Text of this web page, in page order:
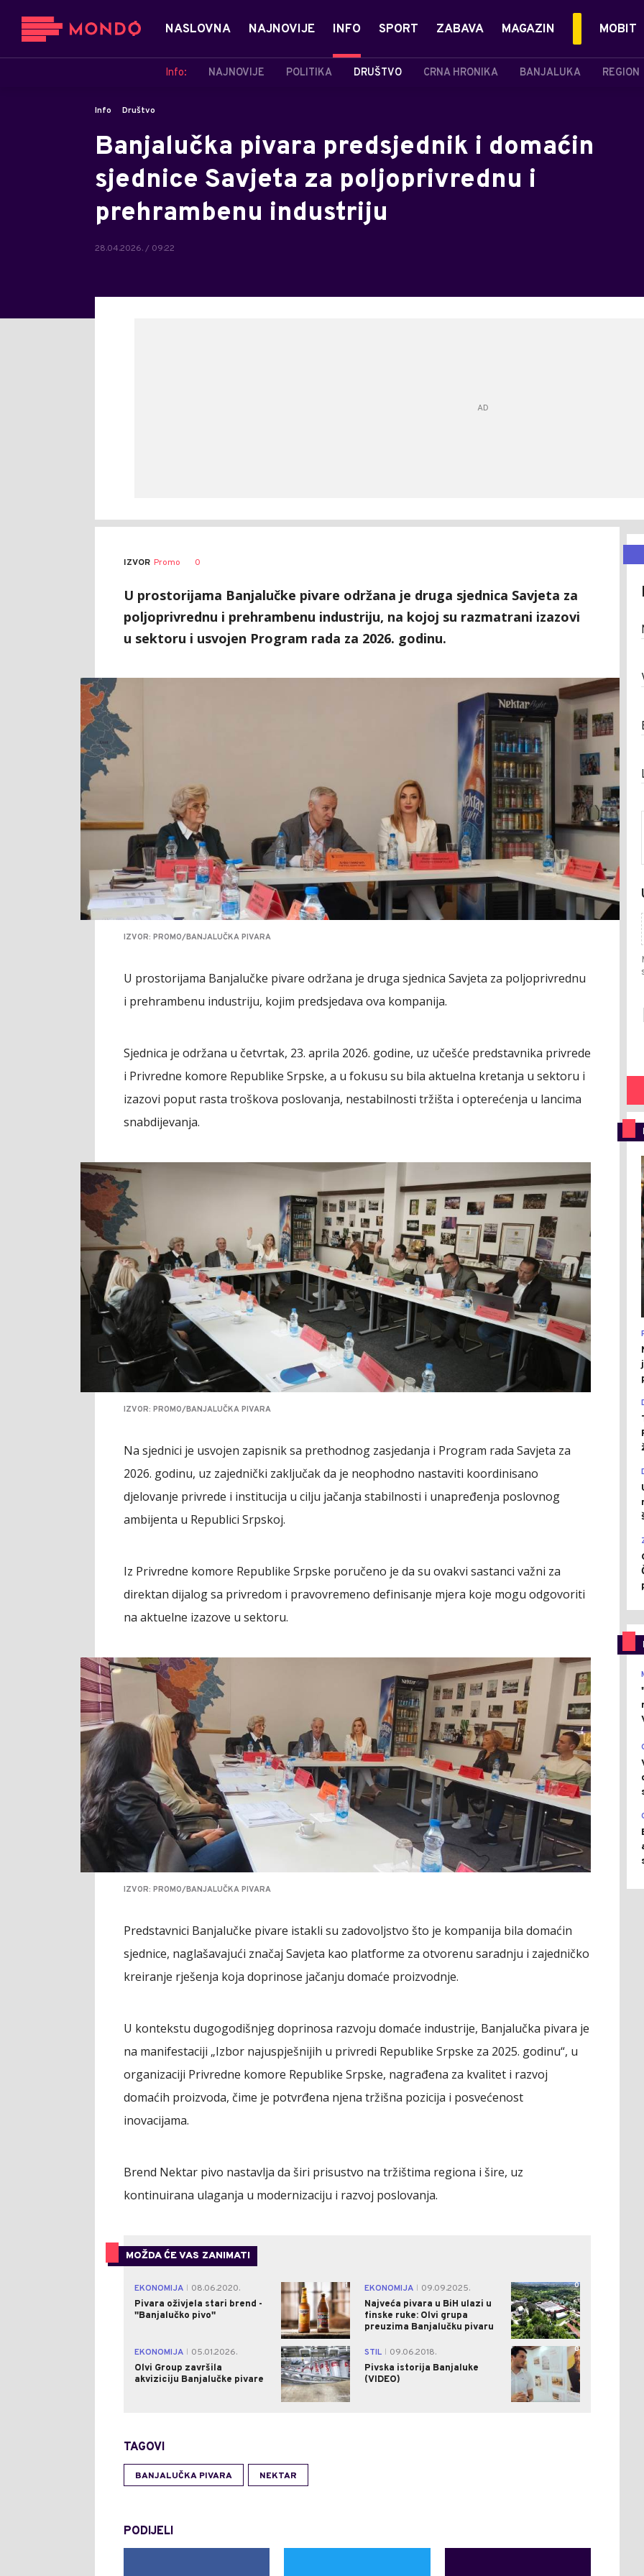
NASLOVNA NAJNOVIJE INFO
Info: NAJNOVIJE POLITIKA DRUŠTVO CRNA HRONIKA BANJALUKA REGION
SPORT ZABAVA MAGAZIN MOBIT
Info Društvo
Banjalučka pivara predsjednik i domaćin
sjednice Savjeta za poljoprivrednu i
prehrambenu industriju
28.04.2026. / 09:22
IZVOR Promo 0
U prostorijama Banjalučke pivare održana je druga sjednica Savjeta za
poljoprivrednu i prehrambenu industriju, na kojoj su razmatrani izazovi
u sektoru i usvojen Program rada za 2026. godinu.
IZVOR: PROMO/BANJALUČKA PIVARA
U prostorijama Banjalučke pivare održana je druga sjednica Savjeta za poljoprivrednu
i prehrambenu industriju, kojim predsjedava ova kompanija.
Sjednica je održana u četvrtak, 23. aprila 2026. godine, uz učešće predstavnika privrede
i Privredne komore Republike Srpske, a u fokusu su bila aktuelna kretanja u sektoru i
izazovi poput rasta troškova poslovanja, nestabilnosti tržišta i opterećenja u lancima
snabdijevanja.
IZVOR: PROMO/BANJALUČKA PIVARA
Na sjednici je usvojen zapisnik sa prethodnog zasjedanja i Program rada Savjeta za
2026. godinu, uz zajednički zaključak da je neophodno nastaviti koordinisano
djelovanje privrede i institucija u cilju jačanja stabilnosti i unapređenja poslovnog
ambijenta u Republici Srpskoj.
Iz Privredne komore Republike Srpske poručeno je da su ovakvi sastanci važni za
direktan dijalog sa privredom i pravovremeno definisanje mjera koje mogu odgovoriti
na aktuelne izazove u sektoru.
IZVOR: PROMO/BANJALUČKA PIVARA
Predstavnici Banjalučke pivare istakli su zadovoljstvo što je kompanija bila domaćin
sjednice, naglašavajući značaj Savjeta kao platforme za otvorenu saradnju i zajedničko
kreiranje rješenja koja doprinose jačanju domaće proizvodnje.
U kontekstu dugogodišnjeg doprinosa razvoju domaće industrije, Banjalučka pivara je
na manifestaciji „Izbor najuspješnijih u privredi Republike Srpske za 2025. godinu“, u
organizaciji Privredne komore Republike Srpske, nagrađena za kvalitet i razvoj
domaćih proizvoda, čime je potvrđena njena tržišna pozicija i posvećenost
inovacijama.
Brend Nektar pivo nastavlja da širi prisustvo na tržištima regiona i šire, uz
kontinuirana ulaganja u modernizaciju i razvoj poslovanja.
MOŽDA ĆE VAS ZANIMATI
EKONOMIJA
08.06.2020.
Pivara oživjela stari brend -
''Banjalučko pivo''
1 EKONOMIJA
09.09.2025.
Najveća pivara u BiH ulazi u
finske ruke: Olvi grupa
preuzima Banjalučku pivaru
0
EKONOMIJA
05.01.2026.
Olvi Group završila
akviziciju Banjalučke pivare
1 STIL
09.06.2018.
Pivska istorija Banjaluke
(VIDEO)
0
TAGOVI
BANJALUČKA PIVARA NEKTAR
PODIJELI